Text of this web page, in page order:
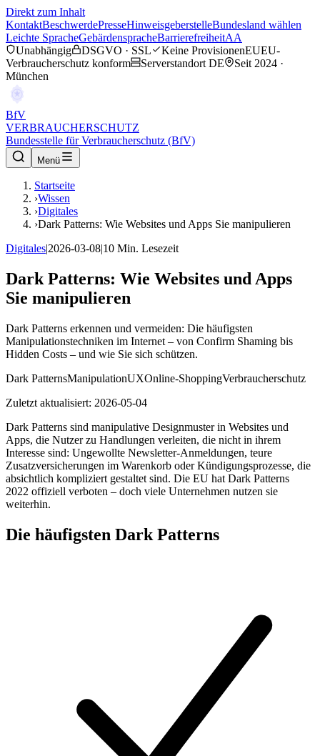
Direkt zum Inhalt
KontaktBeschwerdePresseHinweisgeberstelleBundesland wählen
Leichte SpracheGebärdenspracheBarrierefreiheitAA
Unabhängig
DSGVO · SSL Keine ProvisionenEUEU-
Verbraucherschutz konform
Serverstandort DE
Seit 2024 ·
München
BfV
VERBRAUCHERSCHUTZ
Bundesstelle für Verbraucherschutz (BfV)
Menü
Startseite
›Wissen
›Digitales
›Dark Patterns: Wie Websites und Apps Sie manipulieren
Digitales|2026-03-08|10 Min. Lesezeit
Dark Patterns: Wie Websites und Apps
Sie manipulieren
Dark Patterns erkennen und vermeiden: Die häufigsten
Manipulationstechniken im Internet – von Confirm Shaming bis
Hidden Costs – und wie Sie sich schützen.
Dark PatternsManipulationUXOnline-ShoppingVerbraucherschutz
Zuletzt aktualisiert: 2026-05-04
Dark Patterns sind manipulative Designmuster in Websites und
Apps, die Nutzer zu Handlungen verleiten, die nicht in ihrem
Interesse sind: Ungewollte Newsletter-Anmeldungen, teure
Zusatzversicherungen im Warenkorb oder Kündigungsprozesse, die
absichtlich kompliziert gestaltet sind. Die EU hat Dark Patterns
2022 offiziell verboten – doch viele Unternehmen nutzen sie
weiterhin.
Die häufigsten Dark Patterns